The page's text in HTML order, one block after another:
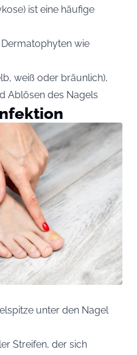
ist eine häufige
wie
weiß oder bräunlich),
Ablösen des Nagels
unter den Nagel
Streifen, der sich